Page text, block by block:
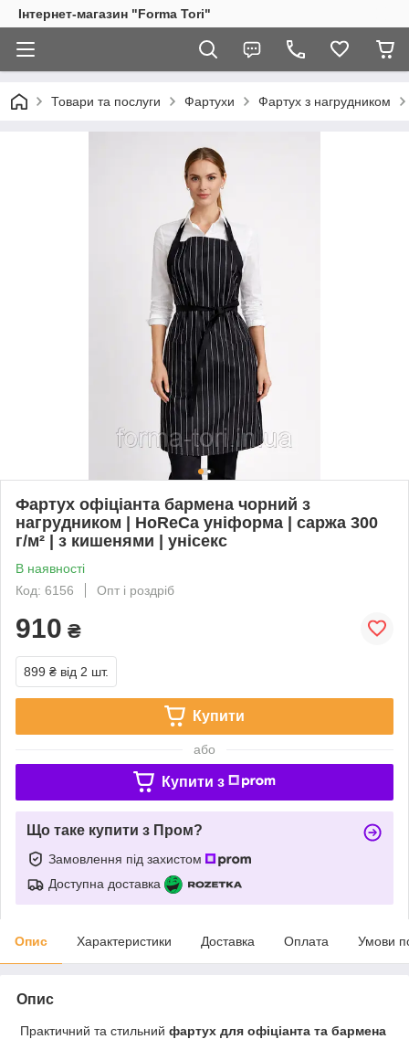
Інтернет-магазин "Forma Tori"
Товари та послуги Фартухи Фартух з нагрудником
Фартух офіціанта бармена чорний з
нагрудником | HoReCa уніформа | саржа 300
г/м² | з кишенями | унісекс
В наявності
Код: 6156
Опт і роздріб
910 ₴
899 ₴ від 2 шт.
Купити
або
Купити з
Що таке купити з Пром?
Замовлення під захистом
Доступна доставка
Опис Характеристики Доставка Оплата Умови
Опис
Практичний та стильний фартух для офіціанта та бармена